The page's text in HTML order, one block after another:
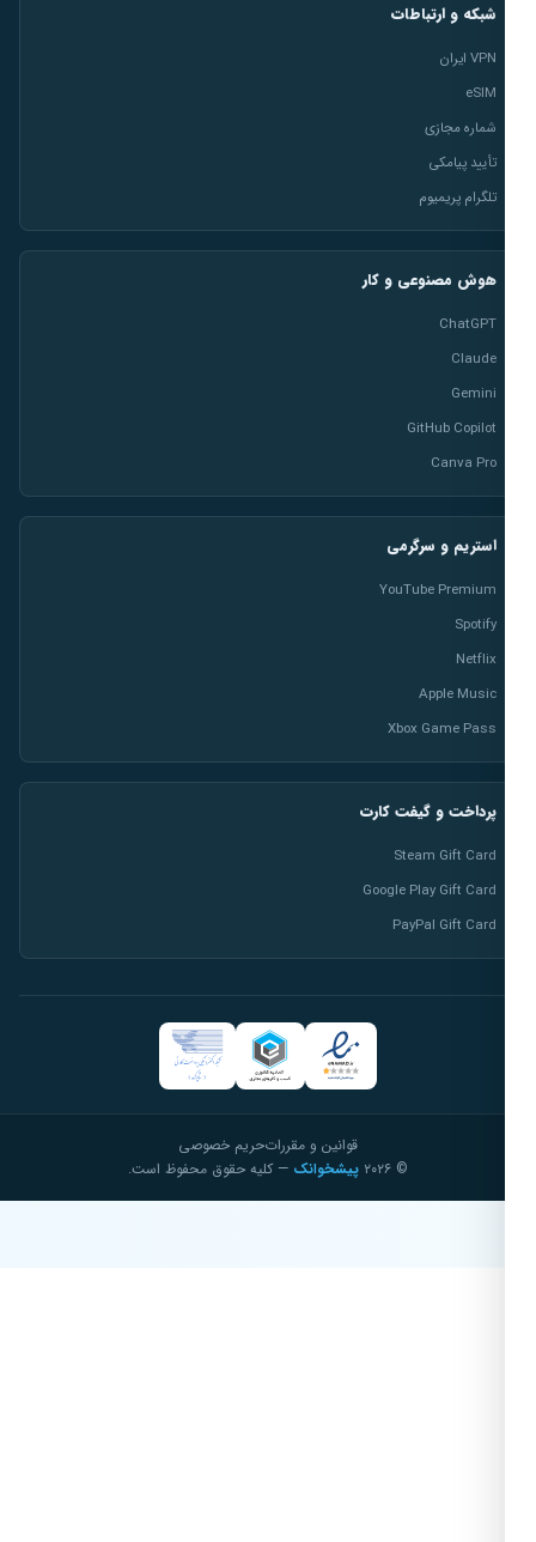
شبکه و ارتباطات
شماره مجازی
تأیید پیامکی
تلگرام پریمیوم
هوش مصنوعی و کار
ChatGPT
Claude
Gemini
GitHub Copilot
Canva Pro
استریم و سرگرمی
YouTube Premium
Spotify
Netflix
Apple Music
Xbox Game Pass
پرداخت و گیفت کارت
Steam Gift Card
Google Play Gift Card
PayPal Gift Card
قوانین و مقرراتحریم خصوصی
پیشخوانک— کلیه حقوق محفوظ است.